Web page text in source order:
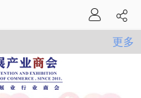
更多